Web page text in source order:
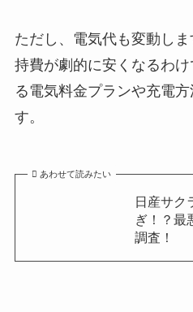
ただし、電気代も変動し
持費が劇的に安くなるわ
る電気料金プランや充電
す。
あわせて読みたい
日産サク
ぎ！？最
調査！